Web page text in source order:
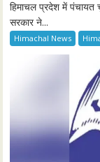
हिमाचल प्रदेश में पंचायत
सरकार ने...
Himachal News